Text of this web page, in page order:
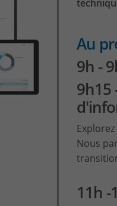
Au
9h -
9h15
Nous
11h -